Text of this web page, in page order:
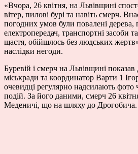
«Вчора, 26 квітня, на Львівщині
вітер, пилові бурі та навіть смерч.
погодних умов були повалені дерева,
електропередач, транспортні засоби
щастя, обійшлось без людських
наслідки негоди.
Буревій і смерч на Львівщині показав
міськради та координатор Варти 1
очевидці регулярно надсилають фото
подій. За його даними, смерч 26
Меденичі, що на шляху до Дрогобича.